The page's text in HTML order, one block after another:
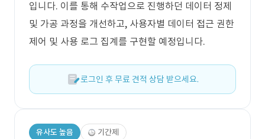
입니다. 이를 통해 수작업으로 진행하던 데이터 정제
및 가공 과정을 개선하고, 사용자별 데이터 접근 권한
제어 및 사용 로그 집계를 구현할 예정입니다.
로그인 후 무료 견적 상담 받으세요.
유사도 높음 기간제